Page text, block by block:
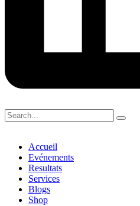
Accueil
Evénements
Resultats
Services
Blogs
Shop